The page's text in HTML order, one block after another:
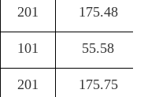
201 175.48
101 55.58
201 175.75